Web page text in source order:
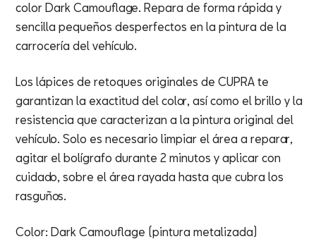
color Dark Camouflage. Repara de forma rápida y
sencilla pequeños desperfectos en la pintura de la
carrocería del vehículo.
Los lápices de retoques originales de CUPRA te
garantizan la exactitud del color, así como el brillo y la
resistencia que caracterizan a la pintura original del
vehículo. Solo es necesario limpiar el área a reparar,
agitar el bolígrafo durante 2 minutos y aplicar con
cuidado, sobre el área rayada hasta que cubra los
rasguños.
Color: Dark Camouflage (pintura metalizada)